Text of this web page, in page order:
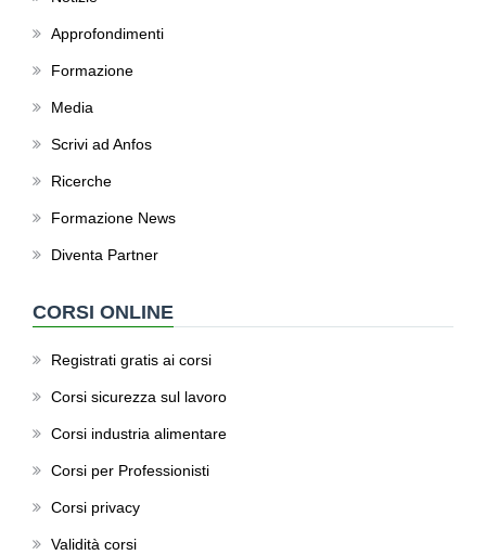
Approfondimenti
Formazione
Media
Scrivi ad Anfos
Ricerche
Formazione News
Diventa Partner
CORSI ONLINE
Registrati gratis ai corsi
Corsi sicurezza sul lavoro
Corsi industria alimentare
Corsi per Professionisti
Corsi privacy
Validità corsi